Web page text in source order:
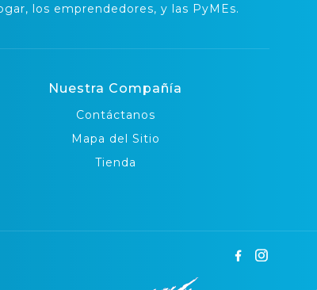
los emprendedores, y las PyMEs.
Nuestra Compañía
Contáctanos
Mapa del Sitio
Tienda